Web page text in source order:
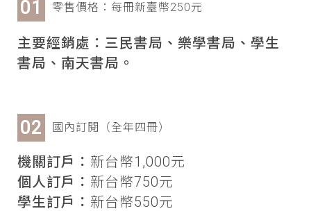
零售價格：每冊新臺幣250元
主要經銷處：三民書局、樂學書局、學生
書局、南天書局。
國內訂閱（全年四冊）
機關訂戶： 新台幣1,000元
個人訂戶： 新台幣750元
學生訂戶： 新台幣550元